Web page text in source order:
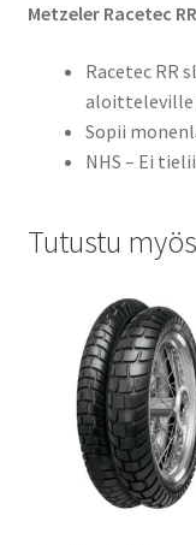
Metzeler Racetec
Racetec RR
aloitteleville
Sopii
NHS – Ei
Tutustu myös